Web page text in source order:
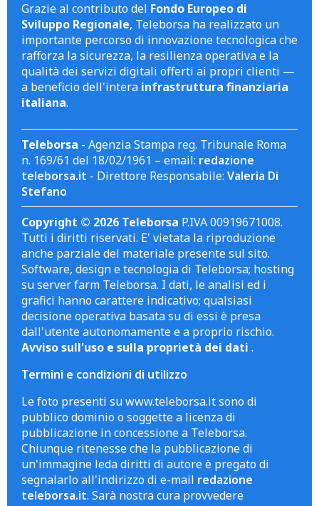
Grazie al contributo del Fondo Europeo di
Sviluppo Regionale, Teleborsa ha realizzato un
importante percorso di innovazione tecnologica che
rafforza la sicurezza, la resilienza operativa e la
qualità dei servizi digitali offerti ai propri clienti —
a beneficio dell'intera infrastruttura finanziaria
italiana.
Teleborsa - Agenzia Stampa reg. Tribunale Roma
n. 169/61 del 18/02/1961 – email: redazione
teleborsa.it - Direttore Responsabile: Valeria Di
Stefano
Copyright © 2026 Teleborsa P.IVA 00919671008.
Tutti i diritti riservati. E' vietata la riproduzione
anche parziale del materiale presente sul sito.
Software, design e tecnologia di Teleborsa; hosting
su server farm Teleborsa. I dati, le analisi ed i
grafici hanno carattere indicativo; qualsiasi
decisione operativa basata su di essi è presa
dall'utente autonomamente e a proprio rischio.
Avviso sull'uso e sulla proprietà dei dati .
Termini e condizioni di utilizzo
Le foto presenti su www.teleborsa.it sono di
pubblico dominio o soggette a licenza di
pubblicazione in concessione a Teleborsa.
Chiunque ritenesse che la pubblicazione di
un'immagine leda diritti di autore è pregato di
segnalarlo all'indirizzo di e-mail redazione
teleborsa.it. Sarà nostra cura provvedere